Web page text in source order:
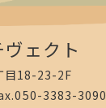
ェクト
目18-23-2F
3383-3090